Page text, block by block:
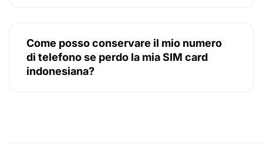
Come posso conservare il mio numero
di telefono se perdo la mia SIM card
indonesiana?